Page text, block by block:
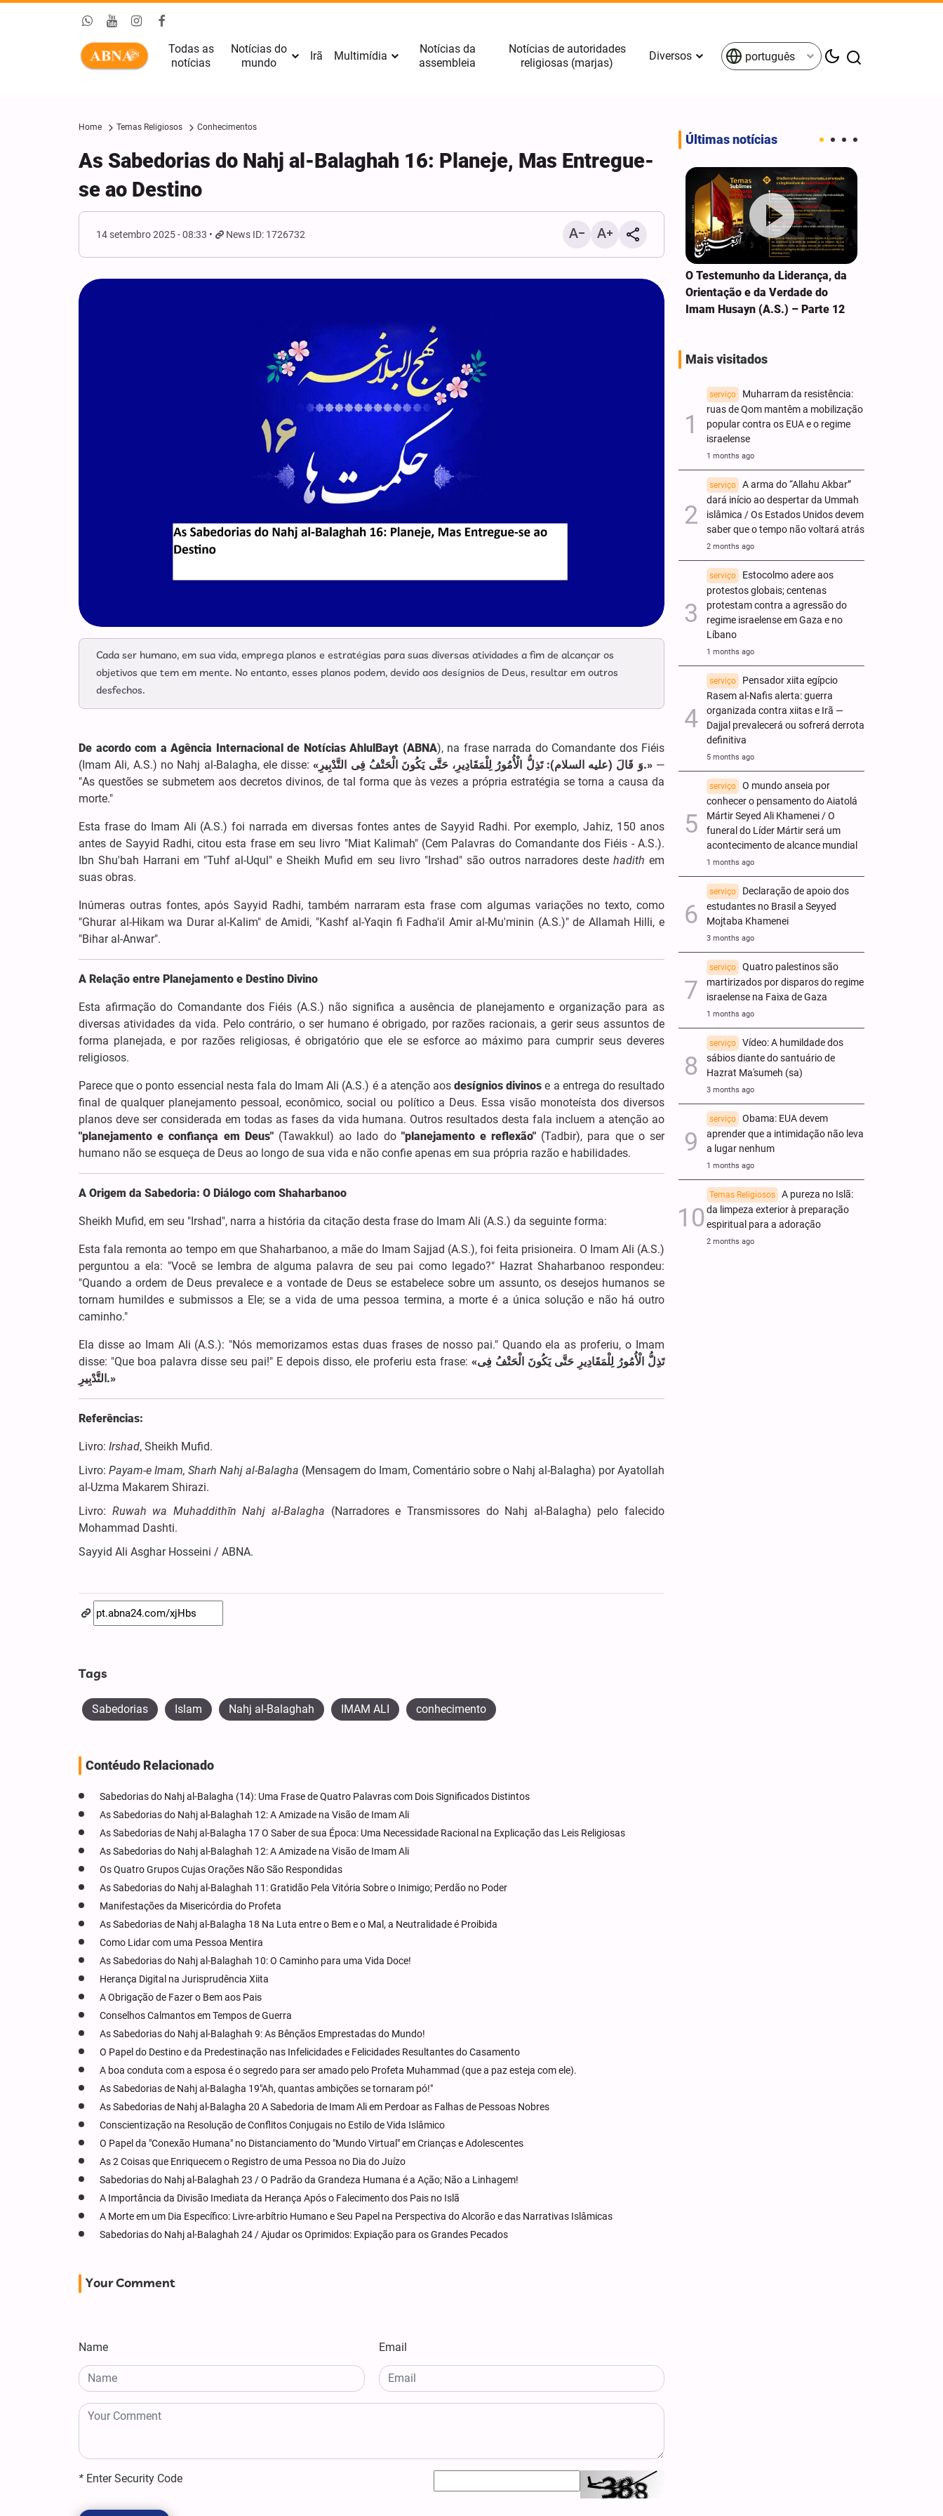
Todas as
notícias
Notícias do
mundo
Irã Multimídia
Notícias da
assembleia
Notícias de autoridades
religiosas (marjas)
Diversos português
Home Temas Religiosos Conhecimentos
As Sabedorias do Nahj al-Balaghah 16: Planeje, Mas Entregue-
se ao Destino
14 setembro 2025 - 08:33 News ID: 1726732
Cada ser humano, em sua vida, emprega planos e estratégias para suas diversas atividades a fim de alcançar os
objetivos que tem em mente. No entanto, esses planos podem, devido aos desígnios de Deus, resultar em outros
desfechos.
De acordo com a Agência Internacional de Notícias AhlulBayt (ABNA), na frase narrada do Comandante dos Fiéis
(Imam Ali, A.S.) no Nahj al-Balagha, ele disse:« وَ قَالَ (علیه السلام): تَذِلُّ الْأُمُورُ لِلْمَقَادِیرِ، حَتَّی یَکُونَ الْحَتْفُ فِی التَّدْبِیرِ.»—
"As questões se submetem aos decretos divinos, de tal forma que às vezes a própria estratégia se torna a causa da
morte."
Esta frase do Imam Ali (A.S.) foi narrada em diversas fontes antes de Sayyid Radhi. Por exemplo, Jahiz, 150 anos
antes de Sayyid Radhi, citou esta frase em seu livro "Miat Kalimah" (Cem Palavras do Comandante dos Fiéis - A.S.).
Ibn Shu'bah Harrani em "Tuhf al-Uqul" e Sheikh Mufid em seu livro "Irshad" são outros narradores deste hadith em
suas obras.
Inúmeras outras fontes, após Sayyid Radhi, também narraram esta frase com algumas variações no texto, como
"Ghurar al-Hikam wa Durar al-Kalim" de Amidi, "Kashf al-Yaqin fi Fadha'il Amir al-Mu'minin (A.S.)" de Allamah Hilli, e
"Bihar al-Anwar".
A Relação entre Planejamento e Destino Divino
Esta afirmação do Comandante dos Fiéis (A.S.) não significa a ausência de planejamento e organização para as
diversas atividades da vida. Pelo contrário, o ser humano é obrigado, por razões racionais, a gerir seus assuntos de
forma planejada, e por razões religiosas, é obrigatório que ele se esforce ao máximo para cumprir seus deveres
religiosos.
Parece que o ponto essencial nesta fala do Imam Ali (A.S.) é a atenção aosdesígnios divinos e a entrega do resultado
final de qualquer planejamento pessoal, econômico, social ou político a Deus. Essa visão monoteísta dos diversos
planos deve ser considerada em todas as fases da vida humana. Outros resultados desta fala incluem a atenção ao
"planejamento e confiança em Deus"(Tawakkul) ao lado do "planejamento e reflexão" (Tadbir), para que o ser
humano não se esqueça de Deus ao longo de sua vida e não confie apenas em sua própria razão e habilidades.
A Origem da Sabedoria: O Diálogo com Shaharbanoo
Sheikh Mufid, em seu "Irshad", narra a história da citação desta frase do Imam Ali (A.S.) da seguinte forma:
Esta fala remonta ao tempo em que Shaharbanoo, a mãe do Imam Sajjad (A.S.), foi feita prisioneira. O Imam Ali (A.S.)
perguntou a ela: "Você se lembra de alguma palavra de seu pai como legado?" Hazrat Shaharbanoo respondeu:
"Quando a ordem de Deus prevalece e a vontade de Deus se estabelece sobre um assunto, os desejos humanos se
tornam humildes e submissos a Ele; se a vida de uma pessoa termina, a morte é a única solução e não há outro
caminho."
Ela disse ao Imam Ali (A.S.): "Nós memorizamos estas duas frases de nosso pai." Quando ela as proferiu, o Imam
disse: "Que boa palavra disse seu pai!" E depois disso, ele proferiu esta frase: «تَذِلُّ الْأُمُورُ لِلْمَقَادِیرِ حَتَّی یَکُونَ الْحَتْفُ فِی
التَّدْبِیرِ.»
Referências:
Livro: Irshad, Sheikh Mufid.
Livro: Payam-e Imam, Sharh Nahj al-Balagha (Mensagem do Imam, Comentário sobre o Nahj al-Balagha) por Ayatollah
al-Uzma Makarem Shirazi.
Livro: Ruwah wa Muhaddithīn Nahj al-Balagha (Narradores e Transmissores do Nahj al-Balagha) pelo falecido
Mohammad Dashti.
Sayyid Ali Asghar Hosseini / ABNA.
Tags
Sabedorias Islam Nahj al-Balaghah IMAM ALI conhecimento
Contéudo Relacionado
Sabedorias do Nahj al-Balagha (14): Uma Frase de Quatro Palavras com Dois Significados Distintos
As Sabedorias do Nahj al-Balaghah 12: A Amizade na Visão de Imam Ali
As Sabedorias de Nahj al-Balagha 17 O Saber de sua Época: Uma Necessidade Racional na Explicação das Leis Religiosas
As Sabedorias do Nahj al-Balaghah 12: A Amizade na Visão de Imam Ali
Os Quatro Grupos Cujas Orações Não São Respondidas
As Sabedorias do Nahj al-Balaghah 11: Gratidão Pela Vitória Sobre o Inimigo; Perdão no Poder
Manifestações da Misericórdia do Profeta
As Sabedorias de Nahj al-Balagha 18 Na Luta entre o Bem e o Mal, a Neutralidade é Proibida
Como Lidar com uma Pessoa Mentira
As Sabedorias do Nahj al-Balaghah 10: O Caminho para uma Vida Doce!
Herança Digital na Jurisprudência Xiita
A Obrigação de Fazer o Bem aos Pais
Conselhos Calmantos em Tempos de Guerra
As Sabedorias do Nahj al-Balaghah 9: As Bênçãos Emprestadas do Mundo!
O Papel do Destino e da Predestinação nas Infelicidades e Felicidades Resultantes do Casamento
A boa conduta com a esposa é o segredo para ser amado pelo Profeta Muhammad (que a paz esteja com ele).
As Sabedorias de Nahj al-Balagha 19"Ah, quantas ambições se tornaram pó!"
As Sabedorias de Nahj al-Balagha 20 A Sabedoria de Imam Ali em Perdoar as Falhas de Pessoas Nobres
Conscientização na Resolução de Conflitos Conjugais no Estilo de Vida Islâmico
O Papel da "Conexão Humana" no Distanciamento do "Mundo Virtual" em Crianças e Adolescentes
As 2 Coisas que Enriquecem o Registro de uma Pessoa no Dia do Juízo
Sabedorias do Nahj al-Balaghah 23 / O Padrão da Grandeza Humana é a Ação; Não a Linhagem!
A Importância da Divisão Imediata da Herança Após o Falecimento dos Pais no Islã
A Morte em um Dia Específico: Livre-arbítrio Humano e Seu Papel na Perspectiva do Alcorão e das Narrativas Islâmicas
Sabedorias do Nahj al-Balaghah 24 / Ajudar os Oprimidos: Expiação para os Grandes Pecados
Your Comment
Name Email
* Enter Security Code
Últimas notícias
Fotos: Mulheres participam das
cerimônias do Arbaeen em Jabal
O Testemunho da Liderança, da
Orientação e da Verdade do
Imam Husayn (A.S.) – Parte 12
Mais visitados
serviço
Muharram da resistência:
ruas de Qom mantêm a mobilização
popular contra os EUA e o regime
israelense
1 months ago
serviço
A arma do “Allahu Akbar”
dará início ao despertar da Ummah
islâmica / Os Estados Unidos devem
saber que o tempo não voltará atrás
2 months ago
serviço
Estocolmo adere aos
protestos globais; centenas
protestam contra a agressão do
regime israelense em Gaza e no
Líbano
1 months ago
serviço
Pensador xiita egípcio
Rasem al-Nafis alerta: guerra
organizada contra xiitas e Irã —
Dajjal prevalecerá ou sofrerá derrota
definitiva
5 months ago
serviço
O mundo anseia por
conhecer o pensamento do Aiatolá
Mártir Seyed Ali Khamenei / O
funeral do Líder Mártir será um
acontecimento de alcance mundial
1 months ago
serviço
Declaração de apoio dos
estudantes no Brasil a Seyyed
Mojtaba Khamenei
3 months ago
serviço
Quatro palestinos são
martirizados por disparos do regime
israelense na Faixa de Gaza
1 months ago
serviço
Vídeo: A humildade dos
sábios diante do santuário de
Hazrat Ma'sumeh (sa)
3 months ago
serviço
Obama: EUA devem
aprender que a intimidação não leva
a lugar nenhum
1 months ago
Temas Religiosos
A pureza no Islã:
da limpeza exterior à preparação
espiritual para a adoração
2 months ago